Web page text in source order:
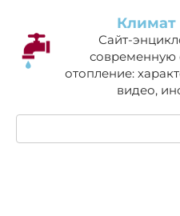
контенту
Климат
Сайт-
современную
отопление:
видео,
Поиск: